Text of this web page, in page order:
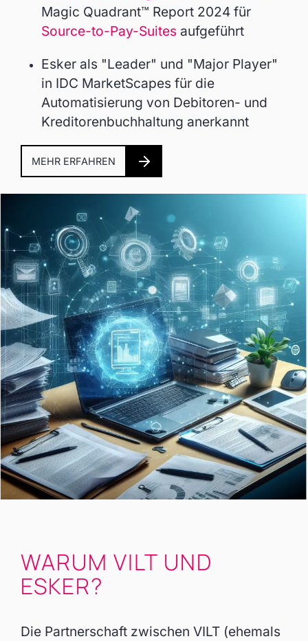
Magic Quadrant™ Report 2024 für
Source-to-Pay-Suites aufgeführt
Esker als "Leader" und "Major Player"
in IDC MarketScapes für die
Automatisierung von Debitoren- und
Kreditorenbuchhaltung anerkannt
MEHR ERFAHREN
WARUM VILT UND
ESKER?
Die Partnerschaft zwischen VILT (ehemals